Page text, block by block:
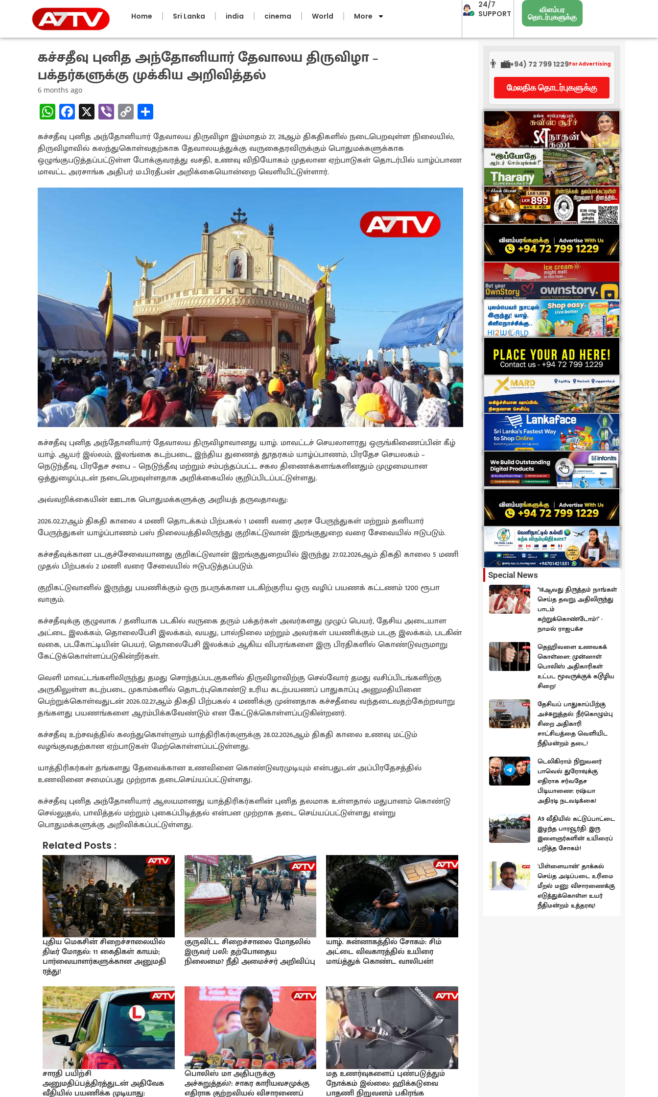
Home Sri Lanka india cinema World More
24/7
SUPPORT
விளம்பர
தொடர்புகளுக்கு
கச்சதீவு புனித அந்தோனியார் தேவாலய திருவிழா –
பக்தர்களுக்கு முக்கிய அறிவித்தல்
6 months ago
W
h
at
sA
p
p
Fa
ce
b
o
o
k
X Vi
b
er
C
o
py
Li
n
k
h
ar
e
கச்சதீவு புனித அந்தோனியார் தேவாலய திருவிழா இம்மாதம் 27, 28ஆம் திகதிகளில் நடைபெறவுள்ள நிலையில்,
திருவிழாவில் கலந்துகொள்வதற்காக தேவாலயத்துக்கு வருகைதரவிருக்கும் பொதுமக்களுக்காக
ஒழுங்குபடுத்தப்பட்டுள்ள போக்குவரத்து வசதி, உணவு விநியோகம் முதலான ஏற்பாடுகள் தொடர்பில் யாழ்ப்பாண
மாவட்ட அரசாங்க அதிபர் ம.பிரதீபன் அறிக்கையொன்றை வெளியிட்டுள்ளார்.
கச்சதீவு புனித அந்தோனியார் தேவாலய திருவிழாவானது யாழ். மாவட்டச் செயலாளரது ஒருங்கிணைப்பின் கீழ்
யாழ். ஆயர் இல்லம், இலங்கை கடற்படை, இந்திய துணைத் தூதரகம் யாழ்ப்பாணம், பிரதேச செயலகம் –
நெடுந்தீவு, பிரதேச சபை – நெடுந்தீவு மற்றும் சம்பந்தப்பட்ட சகல திணைக்களங்களினதும் முழுமையான
ஒத்துழைப்புடன் நடைபெறவுள்ளதாக அறிக்கையில் குறிப்பிடப்பட்டுள்ளது.
அவ்வறிக்கையின் ஊடாக பொதுமக்களுக்கு அறியத் தருவதாவது:
2026.02.27ஆம் திகதி காலை 4 மணி தொடக்கம் பிற்பகல் 1 மணி வரை அரச பேருந்துகள் மற்றும் தனியார்
பேருந்துகள் யாழ்ப்பாணம் பஸ் நிலையத்திலிருந்து குறிகட்டுவான் இறங்குதுறை வரை சேவையில் ஈடுபடும்.
கச்சதீவுக்கான படகுச்சேவையானது குறிகட்டுவான் இறங்குதுறையில் இருந்து 27.02.2026ஆம் திகதி காலை 5 மணி
முதல் பிற்பகல் 2 மணி வரை சேவையில் ஈடுபடுத்தப்படும்.
குறிகட்டுவானில் இருந்து பயணிக்கும் ஒரு நபருக்கான படகிற்குரிய ஒரு வழிப் பயணக் கட்டணம் 1200 ரூபா
வாகும்.
கச்சதீவுக்கு குழுவாக / தனியாக படகில் வருகை தரும் பக்தர்கள் அவர்களது முழுப் பெயர், தேசிய அடையாள
அட்டை இலக்கம், தொலைபேசி இலக்கம், வயது, பால்நிலை மற்றும் அவர்கள் பயணிக்கும் படகு இலக்கம், படகின்
வகை, படகோட்டியின் பெயர், தொலைபேசி இலக்கம் ஆகிய விபரங்களை இரு பிரதிகளில் கொண்டுவருமாறு
கேட்டுக்கொள்ளப்படுகின்றீர்கள்.
வெளி மாவட்டங்களிலிருந்து தமது சொந்தப்படகுகளில் திருவிழாவிற்கு செல்வோர் தமது வசிப்பிடங்களிற்கு
அருகிலுள்ள கடற்படை முகாம்களில் தொடர்புகொண்டு உரிய கடற்பயணப் பாதுகாப்பு அனுமதியினை
பெற்றுக்கொள்வதுடன் 2026.02.27ஆம் திகதி பிற்பகல் 4 மணிக்கு முன்னதாக கச்சதீவை வந்தடைவதற்கேற்றவாறு
தங்களது பயணங்களை ஆரம்பிக்கவேண்டும் என கேட்டுக்கொள்ளப்படுகின்றனர்.
கச்சதீவு உற்சவத்தில் கலந்துகொள்ளும் யாத்திரிகர்களுக்கு 28.02.2026ஆம் திகதி காலை உணவு மட்டும்
வழங்குவதற்கான ஏற்பாடுகள் மேற்கொள்ளப்பட்டுள்ளது.
யாத்திரிகர்கள் தங்களது தேவைக்கான உணவினை கொண்டுவரமுடியும் என்பதுடன் அப்பிரதேசத்தில்
உணவினை சமைப்பது முற்றாக தடைசெய்யப்பட்டுள்ளது.
கச்சதீவு புனித அந்தோனியார் ஆலயமானது யாத்திரிகர்களின் புனித தலமாக உள்ளதால் மதுபானம் கொண்டு
செல்லுதல், பாவித்தல் மற்றும் புகைப்பிடித்தல் என்பன முற்றாக தடை செய்யப்பட்டுள்ளது என்று
பொதுமக்களுக்கு அறிவிக்கப்பட்டுள்ளது.
Related Posts :
புதிய மெகசின் சிறைச்சாலையில்
திடீர் மோதல்: 11 கைதிகள் காயம்;
பார்வையாளர்களுக்கான அனுமதி
ரத்து!
குருவிட்ட சிறைச்சாலை மோதலில்
இருவர் பலி: தற்போதைய
நிலைமை? நீதி அமைச்சர் அறிவிப்பு
யாழ். சுன்னாகத்தில் சோகம்: சிம்
அட்டை விவகாரத்தில் உயிரை
மாய்த்துக் கொண்ட வாலிபன்!
சாரதி பயிற்சி
அனுமதிப்பத்திரத்துடன் அதிவேக
வீதியில் பயணிக்க முடியாது:
பொலிஸ் மா அதிபருக்கு
அச்சுறுத்தல்?: சாகர காரியவசமுக்கு
எதிராக குற்றவியல் விசாரணைப்
மத உணர்வுகளைப் புண்படுத்தும்
நோக்கம் இல்லை: ஹிக்கடுவை
பாதணி நிறுவனம் பகிரங்க
👨‍💼(+94) 72 799 1229For Advertising
மேலதிக தொடர்புகளுக்கு
Special News
"18ஆவது திருத்தம் நாங்கள்
செய்த தவறு; அதிலிருந்து
பாடம்
கற்றுக்கொண்டோம்!" -
நாமல் ராஜபக்ச
தெஹிவளை உணவகக்
கொள்ளை: முன்னாள்
பொலிஸ் அதிகாரிகள்
உட்பட மூவருக்குக் கடூழிய
சிறை!
தேசியப் பாதுகாப்பிற்கு
அச்சுறுத்தல்: நீர்கொழும்பு
சிறை அதிகாரி
சாட்சியத்தை வெளியிட
நீதிமன்றம் தடை!
டெலிகிராம் நிறுவனர்
பாவெல் துரோவுக்கு
எதிராக சர்வதேச
பிடியாணை: ரஷ்யா
அதிரடி நடவடிக்கை!
A9 வீதியில் கட்டுப்பாட்டை
இழந்த பாரவூர்தி: இரு
இளைஞர்களின் உயிரைப்
பறித்த சோகம்!
'பிள்ளையான்' தாக்கல்
செய்த அடிப்படை உரிமை
மீறல் மனு: விசாரணைக்கு
எடுத்துக்கொள்ள உயர்
நீதிமன்றம் உத்தரவு!